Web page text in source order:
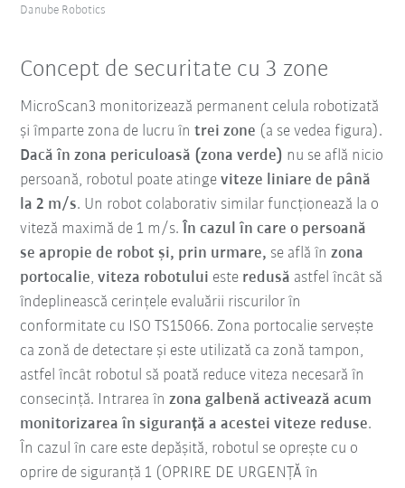
Danube Robotics
Concept de securitate cu 3 zone
MicroScan3 monitorizează permanent celula robotizată
și împarte zona de lucru întrei zone (a se vedea figura).
Dacă în zona periculoasă (zona verde) nu se află nicio
persoană, robotul poate atinge viteze liniare de până
la 2 m/s. Un robot colaborativ similar funcționează la o
viteză maximă de 1 m/s. În cazul în care o persoană
se apropie de robot și, prin urmare, se află înzona
portocalie,viteza robotului este redusă astfel încât să
îndeplinească cerințele evaluării riscurilor în
conformitate cu ISO TS15066. Zona portocalie servește
ca zonă de detectare și este utilizată ca zonă tampon,
astfel încât robotul să poată reduce viteza necesară în
consecință. Intrarea înzona galbenă activează acum
monitorizarea în siguranță a acestei viteze reduse.
În cazul în care este depășită, robotul se oprește cu o
oprire de siguranță 1 (OPRIRE DE URGENȚĂ în